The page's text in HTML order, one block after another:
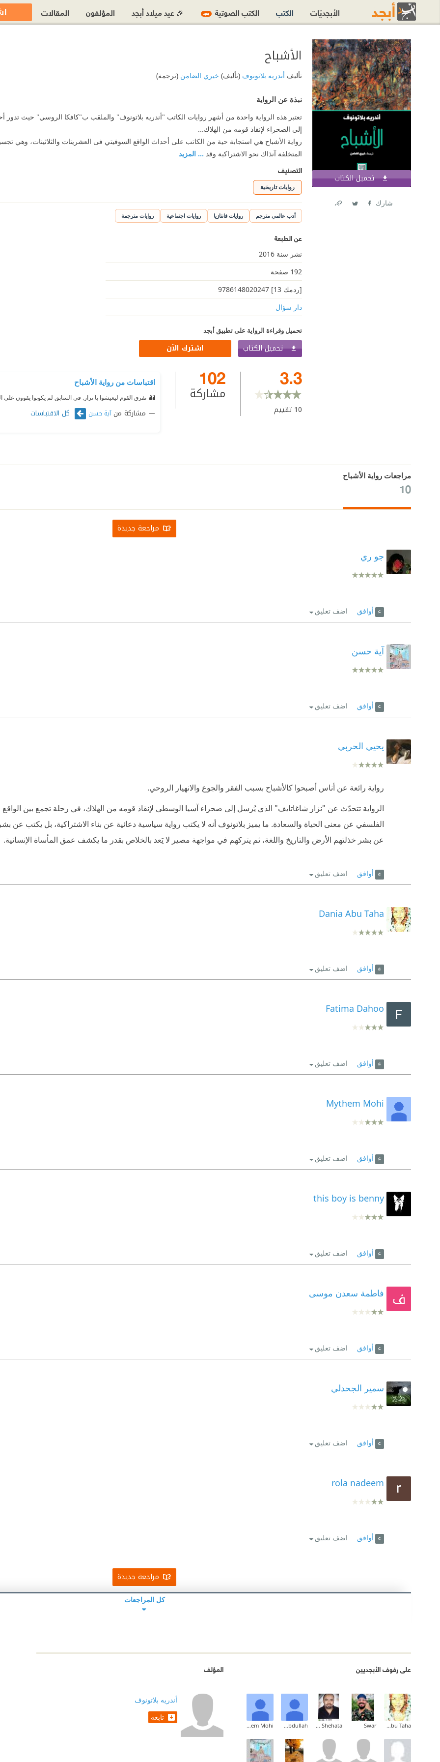
تحميل الكتاب اشترك الآن
شارك
الأشباح
تأليف أندريه بلاتونوف(تأليف) خيري الضامن(ترجمة)
نبذة عن الرواية
تعتبر هذه الرواية واحدة من أشهر روايات الكاتب "أندريه بلاتونوف" والملقب ب"كافكا الروسي" حيث تدور
إلى الصحراء لإنقاذ قومه من الهلاك...
رواية الأشباح هي استجابة حية من الكاتب على أحداث الواقع السوفيتي فى العشرينات والثلاثينات، وهي
المتخلفة آنذاك نحو الاشتراكية وقد ... المزيد
التصنيف
روايات تاريخية
أدب عالمي مترجم روايات فانتازيا روايات اجتماعية روايات مترجمة
عن الطبعة
نشر سنة 2016
192 صفحة
[ردمك 13] 9786148020247
دار سؤال
تحميل وقراءة الرواية على تطبيق أبجد
تحميل الكتاب اشترك الآن
3.3
10 تقييم
102
مشاركة
اقتباسات من رواية الأشباح
تفرق القوم ليعيشوا يا نزار. في السابق لم يكونوا يقوون
مشاركة منآية حسن كل الاقتباسات
مراجعات رواية الأشباح
10
مراجعة جديدة
جو ري
أوافق اضف تعليق
آية حسن
أوافق اضف تعليق
يحيي الحربي
رواية رائعة عن أناس أصبحوا كالأشباح بسبب الفقر والجوع والانهيار الروحي.
الرواية تتحدّث عن "نزار شاغاتايف" الذي يُرسل إلى صحراء آسيا الوسطى لإنقاذ قومه من الهلاك، في رحلة تجمع بين
الفلسفي عن معنى الحياة والسعادة. ما يميز بلاتونوف أنه لا يكتب رواية سياسية دعائية عن بناء الاشتراكية، بل يكتب عن
عن بشر خذلتهم الأرض والتاريخ واللغة، ثم يتركهم في مواجهة مصير لا يَعد بالخلاص بقدر ما يكشف عمق المأساة الإنسانية.
أوافق اضف تعليق
Dania Abu Taha
أوافق اضف تعليق
Fatima Dahoo
أوافق اضف تعليق
Mythem Mohi
أوافق اضف تعليق
this boy is benny
أوافق اضف تعليق
فاطمة سعدن موسى
أوافق اضف تعليق
سمير الجحدلي
أوافق اضف تعليق
rola nadeem
أوافق اضف تعليق
مراجعة جديدة
كل المراجعات
على رفوف الأبجديين
Dania Abu Taha
Swar
Ahmed Mahmoud Ahmed Shehata
Saad Abdullah
Mythem Mohi
المؤلف
أندريه بلاتونوف
تابعه
الأبجديّات الكتب الكتب الصوتية جديد 🎉 عيد ميلاد أبجد المؤلفون المقالات